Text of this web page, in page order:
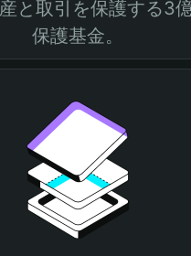
と取引を保護する3
保護基金。